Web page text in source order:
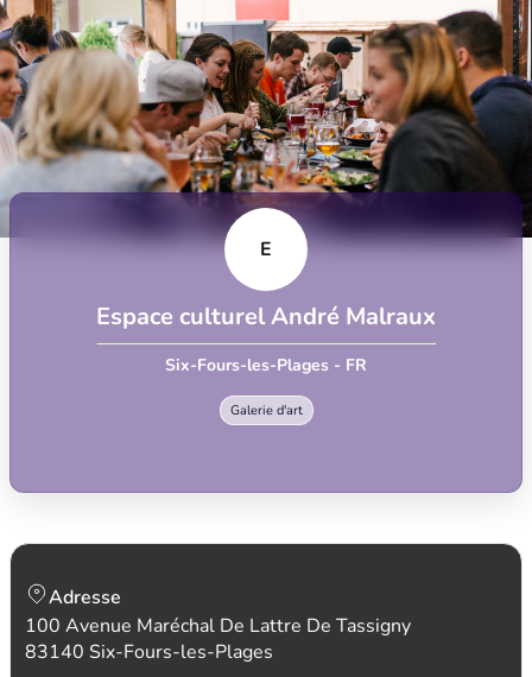
E
Espace culturel André Malraux
Six-Fours-les-Plages - FR
Galerie d'art
Adresse
100 Avenue Maréchal De Lattre De Tassigny
83140 Six-Fours-les-Plages